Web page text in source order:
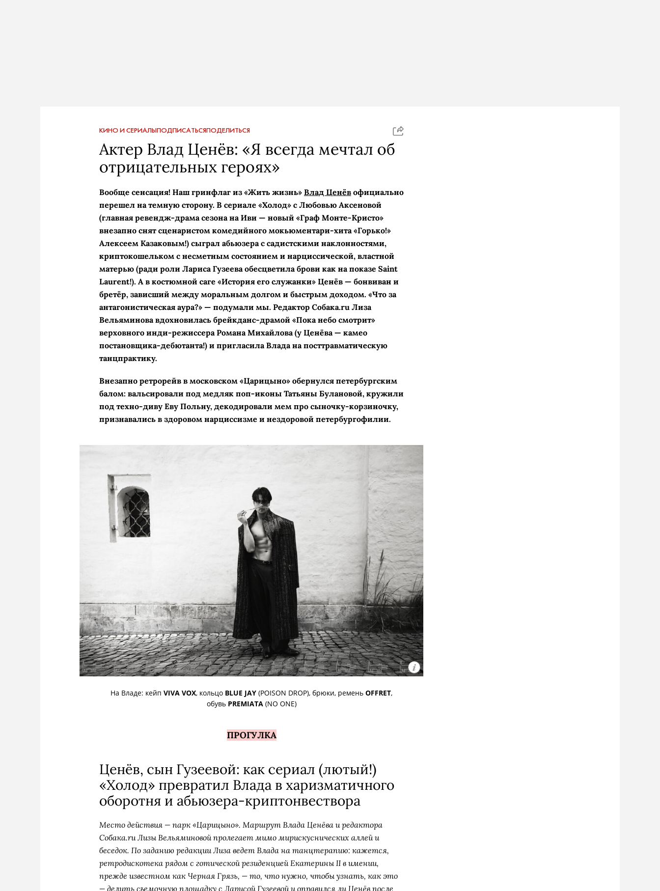
КИНО И СЕРИАЛЫПОДПИСАТЬСЯПОДЕЛИТЬСЯ
Актер Влад Ценёв: «Я всегда мечтал об
отрицательных героях»
Вообще сенсация! Наш гринфлаг из «Жить жизнь» Влад Ценёв официально
перешел на темную сторону. В сериале «Холод» с Любовью Аксеновой
(главная ревендж-­драма сезона на Иви — новый «Граф Монте-­Кристо»
внезапно снят сценаристом комедийного мокьюментари-хита «Горько!»
Алексеем Казаковым!) сыграл абьюзера с садистскими наклонностями,
криптокошельком с несметным состоянием и нарциссической, властной
матерью (ради роли Лариса Гузеева обесцветила брови как на показе Saint
Laurent!). А в костюмной саге «История его служанки» Ценёв — бонвиван и
бретёр, зависший между моральным долгом и быстрым доходом. «Что за
антагонистическая аура?» — подумали мы. Редактор Собака.ru Лиза
Вельяминова вдохновилась брейкданс-­драмой «Пока небо смотрит»
верховного инди-режиссера Романа Михайлова (у Ценёва — камео
постановщика-дебютанта!) и пригласила Влада на посттравматическую
танцпрактику.
Внезапно ретрорейв в московском «Царицыно» обернулся петербургским
балом: вальсировали под медляк поп-иконы Татьяны Булановой, кружили
под техно-диву Еву Польну, декодировали мем про сыночку-­корзиночку,
признавались в здоровом нарциссизме и нездоровой петербургофилии.
На Владе: кейп VIVA VOX, кольцо BLUE JAY (POISON DROP), брюки, ремень OFFRET,
обувь PREMIATA(NO ONE)
ПРОГУЛКА
Ценёв, сын Гузеевой: как сериал (лютый!)
«Холод» превратил Влада в харизматичного
оборотня и абьюзера-криптонвествора
Место действия — парк «Царицыно». Маршрут Влада Ценёва и редактора
Собака.ru Лизы Вельяминовой пролегает мимо мирискуснических аллей и
беседок. По заданию редакции Лиза ведет Влада на танцтерапию: кажется,
ретродискотека рядом с готической резиденцией Екатерины II в имении,
прежде известном как Черная Грязь, — то, что нужно, чтобы узнать, как это
— делить съемочную площадку с Ларисой Гузеевой и оправился ли Ценёв после